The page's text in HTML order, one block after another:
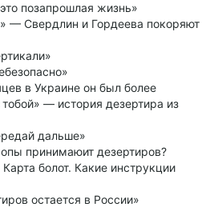
позапрошлая жизнь»
— Свердлин и Гордеева покоряют
в Украине он был более
— история дезертира из
дальше»
принимаюит дезертиров?
болот. Какие инструкции
остается в России»